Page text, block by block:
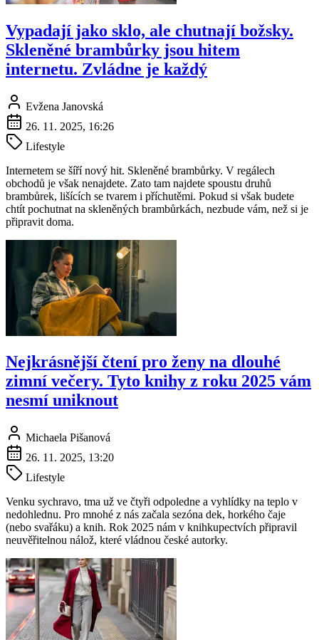
Vypadají jako sklo, ale chutnají božsky.
Skleněné brambůrky jsou hitem
internetu. Zvládne je každý
Evžena Janovská
26. 11. 2025, 16:26
Lifestyle
Internetem se šíří nový hit. Skleněné brambůrky. V regálech
obchodů je však nenajdete. Zato tam najdete spoustu druhů
brambůrek, lišících se tvarem i příchutěmi. Pokud si však budete
chtít pochutnat na skleněných brambůrkách, nezbude vám, než si je
připravit doma.
Nejkrásnější čtení pro ženy na dlouhé
zimní večery. Tyto knihy z roku 2025 vám
nesmí uniknout
Michaela Pišanová
26. 11. 2025, 13:20
Lifestyle
Venku sychravo, tma už ve čtyři odpoledne a vyhlídky na teplo v
nedohlednu. Pro mnohé z nás začala sezóna dek, horkého čaje
(nebo svařáku) a knih. Rok 2025 nám v knihkupectvích připravil
neuvěřitelnou nálož, které vládnou české autorky.